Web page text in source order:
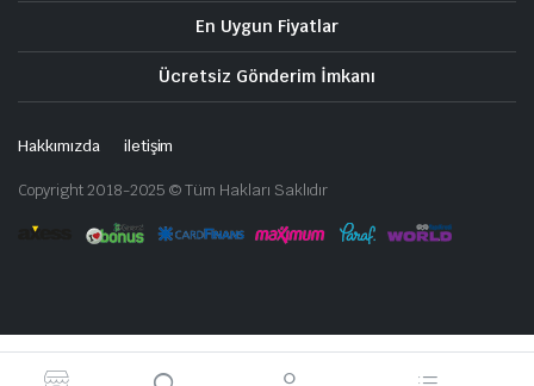
En Uygun Fiyatlar
Ücretsiz Gönderim İmkanı
Hakkımızda iletişim
Copyright 2018-2025 © Tüm Hakları Saklıdır